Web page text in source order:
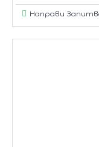
Направи